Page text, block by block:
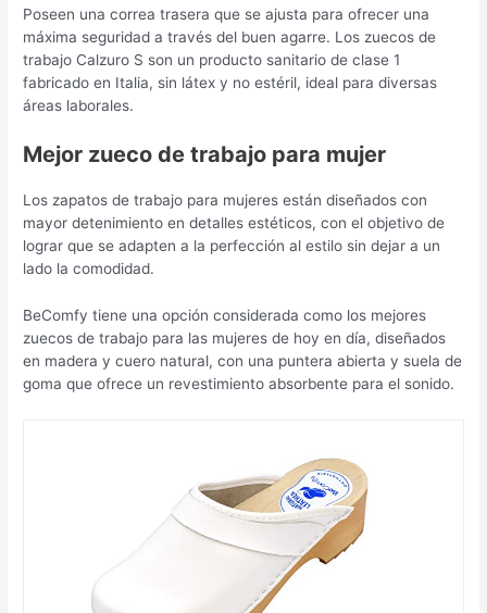
Poseen una correa trasera que se ajusta para ofrecer una
máxima seguridad a través del buen agarre. Los zuecos de
trabajo Calzuro S son un producto sanitario de clase 1
fabricado en Italia, sin látex y no estéril, ideal para diversas
áreas laborales.
Mejor zueco de trabajo para mujer
Los zapatos de trabajo para mujeres están diseñados con
mayor detenimiento en detalles estéticos, con el objetivo de
lograr que se adapten a la perfección al estilo sin dejar a un
lado la comodidad.
BeComfy tiene una opción considerada como los mejores
zuecos de trabajo para las mujeres de hoy en día, diseñados
en madera y cuero natural, con una puntera abierta y suela de
goma que ofrece un revestimiento absorbente para el sonido.